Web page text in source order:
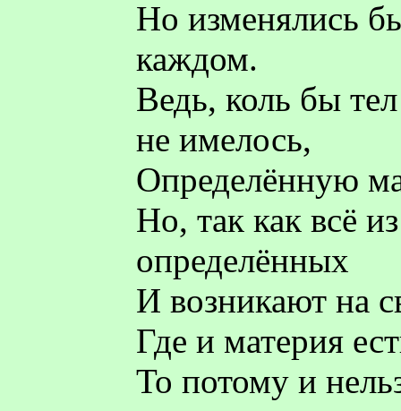
Но изменялись
каждом.
Ведь, коль бы
не имелось,
Определённую
Но, так как всё
определённых
И возникают на
Где и материя
То потому и